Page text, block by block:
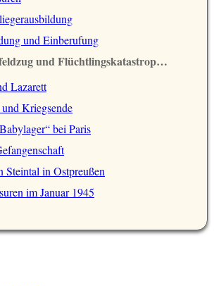
und Einberufung
und Flüchtlingskatastrophen
Lazarett
Kriegsende
Babylager bei Paris
Steintal in Ostpreußen
im Januar 1945